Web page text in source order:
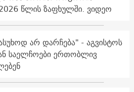
წლის ზაფხულში. ვიდეო
არ დარჩება" - აგვისტოს
საელჩოები ერთობლივ